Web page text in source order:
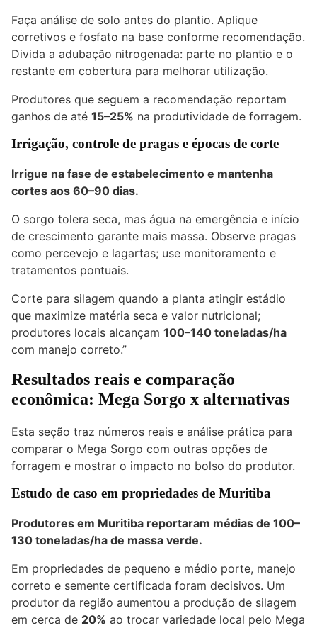
Faça análise de solo antes do plantio. Aplique
corretivos e fosfato na base conforme recomendação.
Divida a adubação nitrogenada: parte no plantio e o
restante em cobertura para melhorar utilização.
Produtores que seguem a recomendação reportam
ganhos de até 15–25% na produtividade de forragem.
Irrigação, controle de pragas e épocas de corte
Irrigue na fase de estabelecimento e mantenha
cortes aos 60–90 dias.
O sorgo tolera seca, mas água na emergência e início
de crescimento garante mais massa. Observe pragas
como percevejo e lagartas; use monitoramento e
tratamentos pontuais.
Corte para silagem quando a planta atingir estádio
que maximize matéria seca e valor nutricional;
produtores locais alcançam 100–140 toneladas/ha
com manejo correto.”
Resultados reais e comparação
econômica: Mega Sorgo x alternativas
Esta seção traz números reais e análise prática para
comparar o Mega Sorgo com outras opções de
forragem e mostrar o impacto no bolso do produtor.
Estudo de caso em propriedades de Muritiba
Produtores em Muritiba reportaram médias de 100–
130 toneladas/ha de massa verde.
Em propriedades de pequeno e médio porte, manejo
correto e semente certificada foram decisivos. Um
produtor da região aumentou a produção de silagem
em cerca de 20% ao trocar variedade local pelo Mega